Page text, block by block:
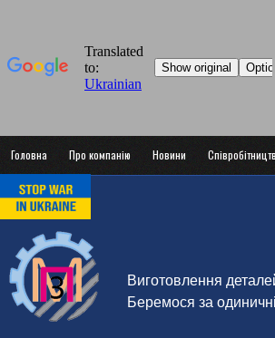
Головна Про компанію Новини
Виготовлення
Беремося за